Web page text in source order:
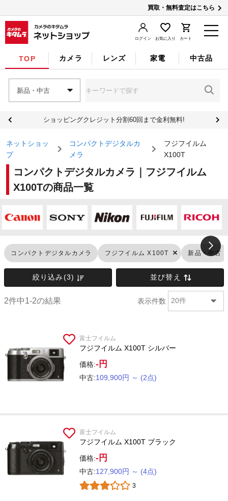
買取・無料査定はこちら
ログイン お気に入り カート
TOP カメラ レンズ 家電 中古品
新品・中古
ショッピングクレジット分割60回まで金利無料!
ネットショッ
プ
コンパクトデジタルカ
メラ
フジフイルム
X100T
コンパクトデジタルカメラ｜フジフイルム
X100Tの商品一覧
コンパクトデジタルカメラ フジフイルム X100T 新品・中古
絞り込み(3) 並び替え
2件中1-2の結果 表示件数 20件
富士フイルム
フジフイルム X100T シルバー
価格:-円
中古:109,900円 ～ (2点)
富士フイルム
フジフイルム X100T ブラック
価格:-円
中古:127,900円 ～ (4点)
3